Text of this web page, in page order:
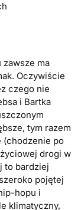
zawsze ma
Oczywiście
czego nie
i Bartka
tym razem
(chodzenie po
drogi w
to bardziej
pojętej
hopu i
klimatyczny,